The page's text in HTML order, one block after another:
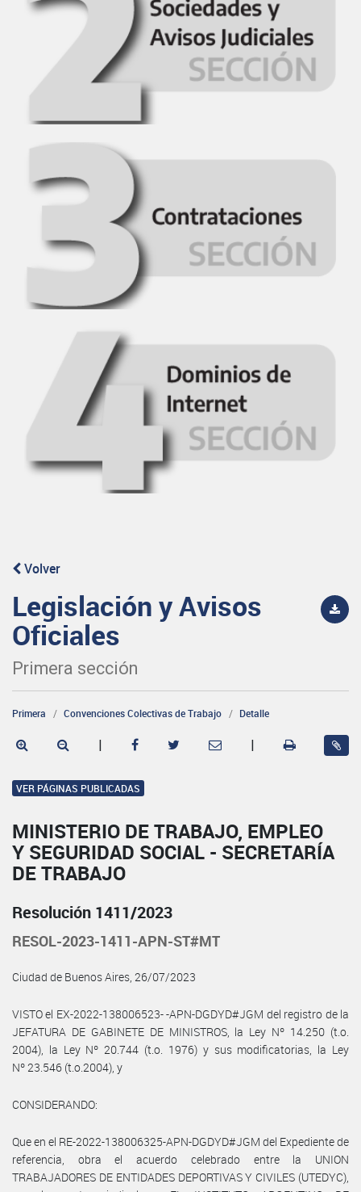
Volver
Legislación y Avisos
Oficiales
Primera sección
Primera Convenciones Colectivas de Trabajo Detalle
| |
VER PÁGINAS PUBLICADAS
MINISTERIO DE TRABAJO, EMPLEO
Y SEGURIDAD SOCIAL - SECRETARÍA
DE TRABAJO
Resolución 1411/2023
RESOL-2023-1411-APN-ST#MT
Ciudad de Buenos Aires, 26/07/2023
VISTO el EX-2022-138006523- -APN-DGDYD#JGM del registro de la
JEFATURA DE GABINETE DE MINISTROS, la Ley Nº 14.250 (t.o.
2004), la Ley Nº 20.744 (t.o. 1976) y sus modificatorias, la Ley
Nº 23.546 (t.o.2004), y
CONSIDERANDO:
Que en el RE-2022-138006325-APN-DGDYD#JGM del Expediente de
referencia, obra el acuerdo celebrado entre la UNION
TRABAJADORES DE ENTIDADES DEPORTIVAS Y CIVILES (UTEDYC),